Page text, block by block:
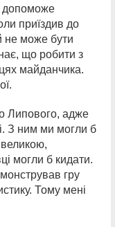
допоможе
приїздив до
не може бути
що робити з
майданчика.
Липового, адже
З ним ми могли б
могли б кидати.
гру
Тому мені